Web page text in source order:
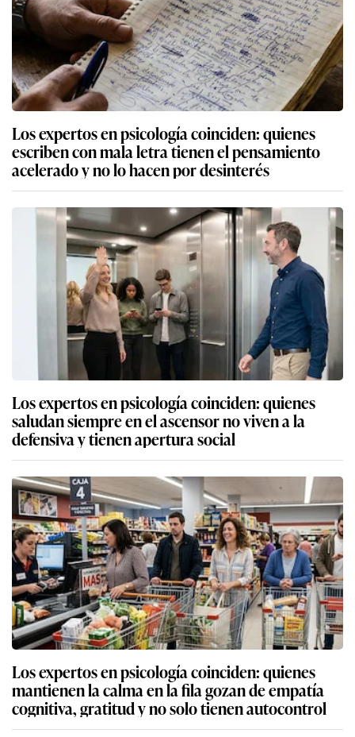
Los expertos en psicología coinciden: quienes
escriben con mala letra tienen el pensamiento
acelerado y no lo hacen por desinterés
Los expertos en psicología coinciden: quienes
saludan siempre en el ascensor no viven a la
defensiva y tienen apertura social
Los expertos en psicología coinciden: quienes
mantienen la calma en la fila gozan de empatía
cognitiva, gratitud y no solo tienen autocontrol